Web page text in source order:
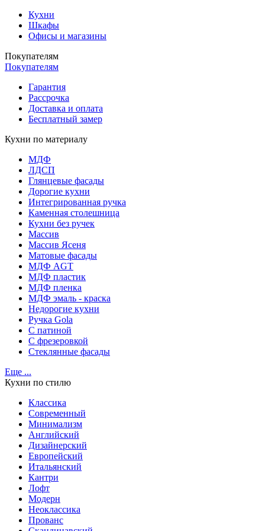
Кухни
Шкафы
Офисы и магазины
Покупателям
Покупателям
Гарантия
Рассрочка
Доставка и оплата
Бесплатный замер
Кухни по материалу
МДФ
ЛДСП
Глянцевые фасады
Дорогие кухни
Интегрированная ручка
Каменная столешница
Кухни без ручек
Массив
Массив Ясеня
Матовые фасады
МДФ AGT
МДФ пластик
МДФ пленка
МДФ эмаль - краска
Недорогие кухни
Ручка Gola
С патиной
С фрезеровкой
Стеклянные фасады
Еще ...
Кухни по стилю
Классика
Современный
Минимализм
Английский
Дизайнерский
Европейский
Итальянский
Кантри
Лофт
Модерн
Неоклассика
Прованс